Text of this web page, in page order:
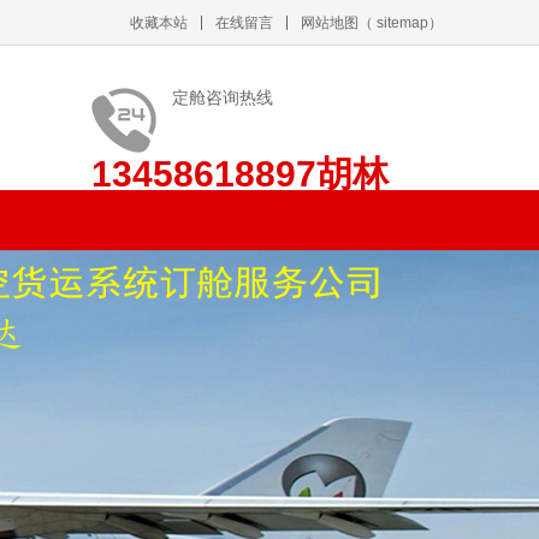
收藏本站 在线留言 网站地图 （ sitemap ）
定舱咨询热线
13458618897胡林